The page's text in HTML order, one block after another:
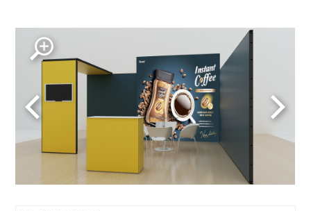
MultiFabric Messestand mit Brücke und Theke
MultiFabric Messestand mit Brücke und Theke